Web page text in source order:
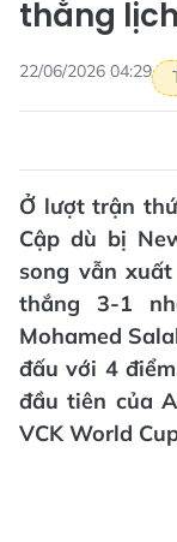
thắng
22/06/2026 04:29
Ở lượt trận
Cập dù bị
song vẫn
thắng 3-1
Mohamed
đấu với 4
đầu tiên của
VCK World